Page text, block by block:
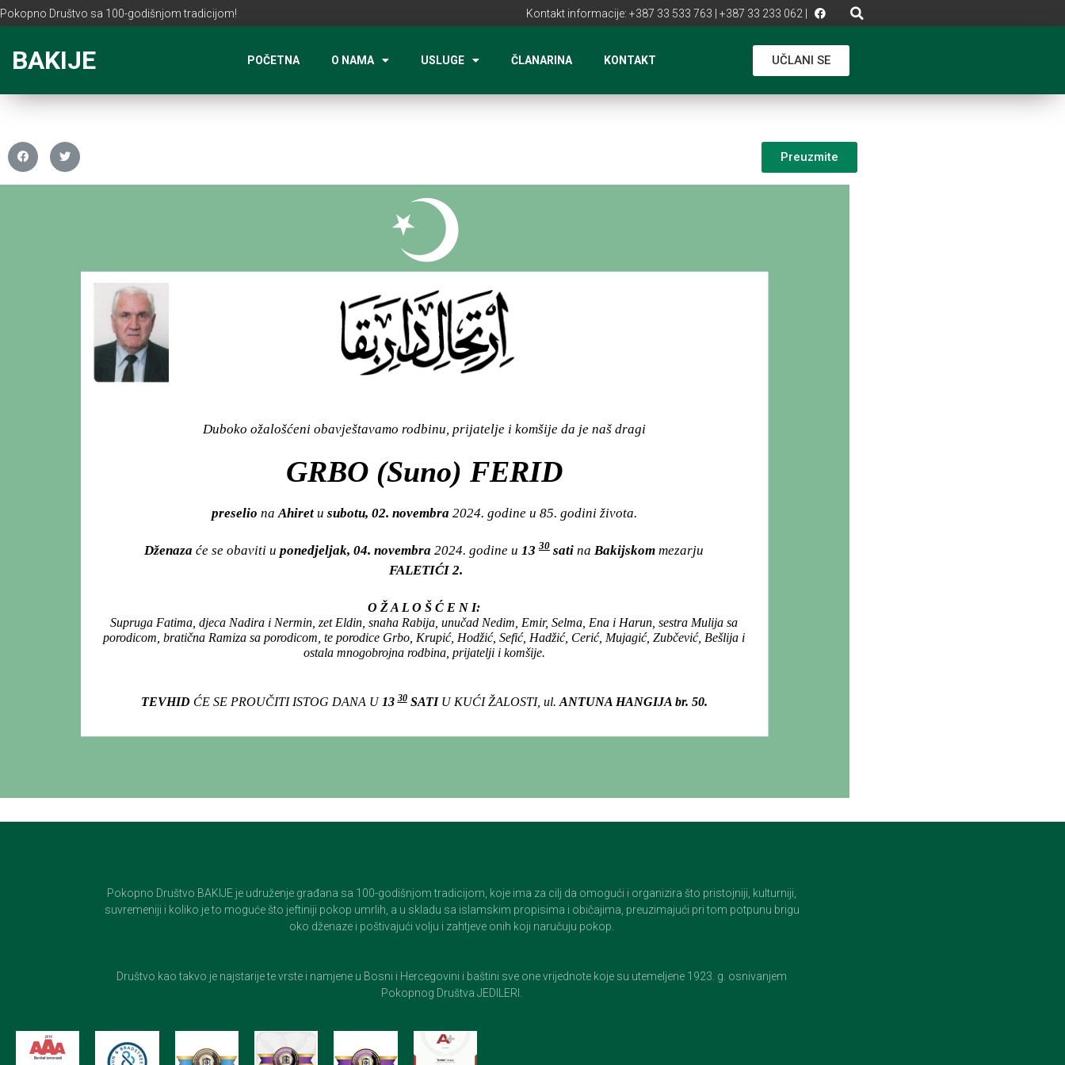
Pokopno Društvo sa 100-godišnjom tradicijom! Kontakt informacije: +387 33 533 763 | +387 33 233 062 |
BAKIJE POČETNA O NAMA USLUGE ČLANARINA KONTAKT UČLANI SE
Preuzmite
Duboko ožalošćeni obavještavamo rodbinu, prijatelje i komšije da je naš dragi
GRBO (Suno) FERID
preselio naAhiretu subotu, 02. novembra 2024. godine u 85. godini života.
Dženaza će se obaviti u ponedjeljak, 04. novembra 2024. godine u 13 30 sati na Bakijskom mezarju
FALETIĆI 2.
O Ž A L O Š Ć E N I:
Supruga Fatima, djeca Nadira i Nermin, zet Eldin, snaha Rabija, unučad Nedim, Emir, Selma, Ena i Harun, sestra Mulija sa
porodicom, bratična Ramiza sa porodicom, te porodice Grbo, Krupić, Hodžić, Sefić, Hadžić, Cerić, Mujagić, Zubčević, Bešlija i
ostala mnogobrojna rodbina, prijatelji i komšije.
TEVHID ĆE SE PROUČITI ISTOG DANA U 1330SATIU KUĆI ŽALOSTI, ul. ANTUNA HANGIJA br. 50.
Pokopno Društvo BAKIJE je udruženje građana sa 100-godišnjom tradicijom, koje ima za cilj da omogući i organizira što pristojniji, kulturniji,
suvremeniji i koliko je to moguće što jeftiniji pokop umrlih, a u skladu sa islamskim propisima i običajima, preuzimajući pri tom potpunu brigu
oko dženaze i poštivajući volju i zahtjeve onih koji naručuju pokop.
Društvo kao takvo je najstarije te vrste i namjene u Bosni i Hercegovini i baštini sve one vrijednote koje su utemeljene 1923. g. osnivanjem
Pokopnog Društva JEDILERI.